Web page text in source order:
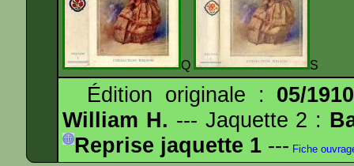
Q S
Édition originale : 05/1910
William H. --- Jaquette 2 :
Reprise jaquette 1 --- Fiche